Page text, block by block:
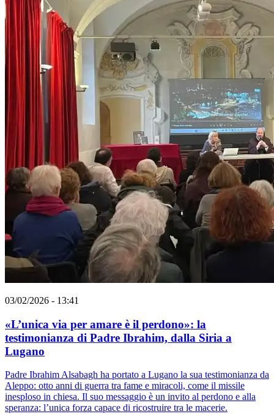
03/02/2026 - 13:41
«L’unica via per amare è il perdono»: la
testimonianza di Padre Ibrahim, dalla Siria a
Lugano
Padre Ibrahim Alsabagh ha portato a Lugano la sua testimonianza da
Aleppo: otto anni di guerra tra fame e miracoli, come il missile
inesploso in chiesa. Il suo messaggio è un invito al perdono e alla
speranza: l’unica forza capace di ricostruire tra le macerie.